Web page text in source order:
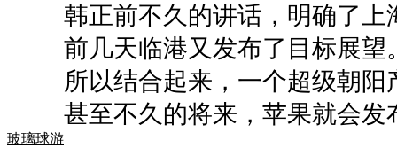
玻璃球游
韩正前不久的讲话，明确了
前几天临港又发布了目标展望
所以结合起来，一个超级朝阳
甚至不久的将来，苹果就会